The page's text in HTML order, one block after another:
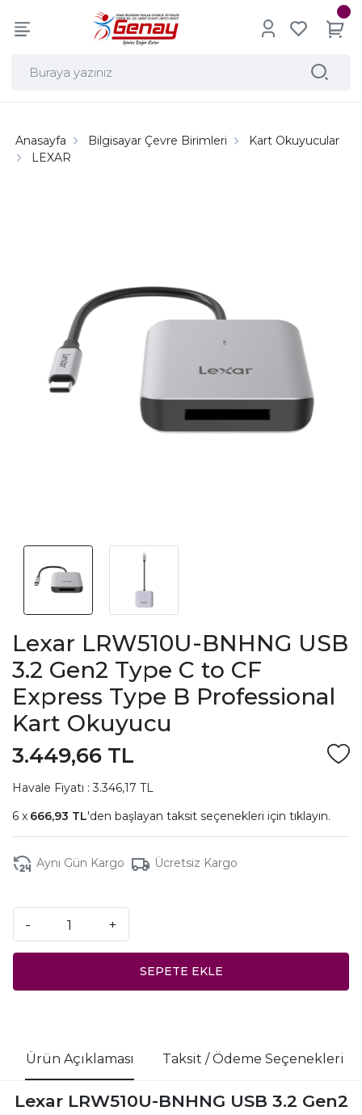
Anasayfa Bilgisayar Çevre Birimleri
Kart Okuyucular
LEXAR
Lexar LRW510U-BNHNG USB
3.2 Gen2 Type C to CF
Express Type B Professional
Kart Okuyucu
3.449,66 TL
Havale Fiyatı : 3.346,17 TL
666,93 TL'den başlayan taksit seçenekleri için tıklayın.
Aynı Gün Kargo Ücretsiz Kargo
- +
SEPETE EKLE
Ürün Açıklaması Taksit / Ödeme Seçenekleri
Lexar LRW510U-BNHNG USB 3.2 Gen2